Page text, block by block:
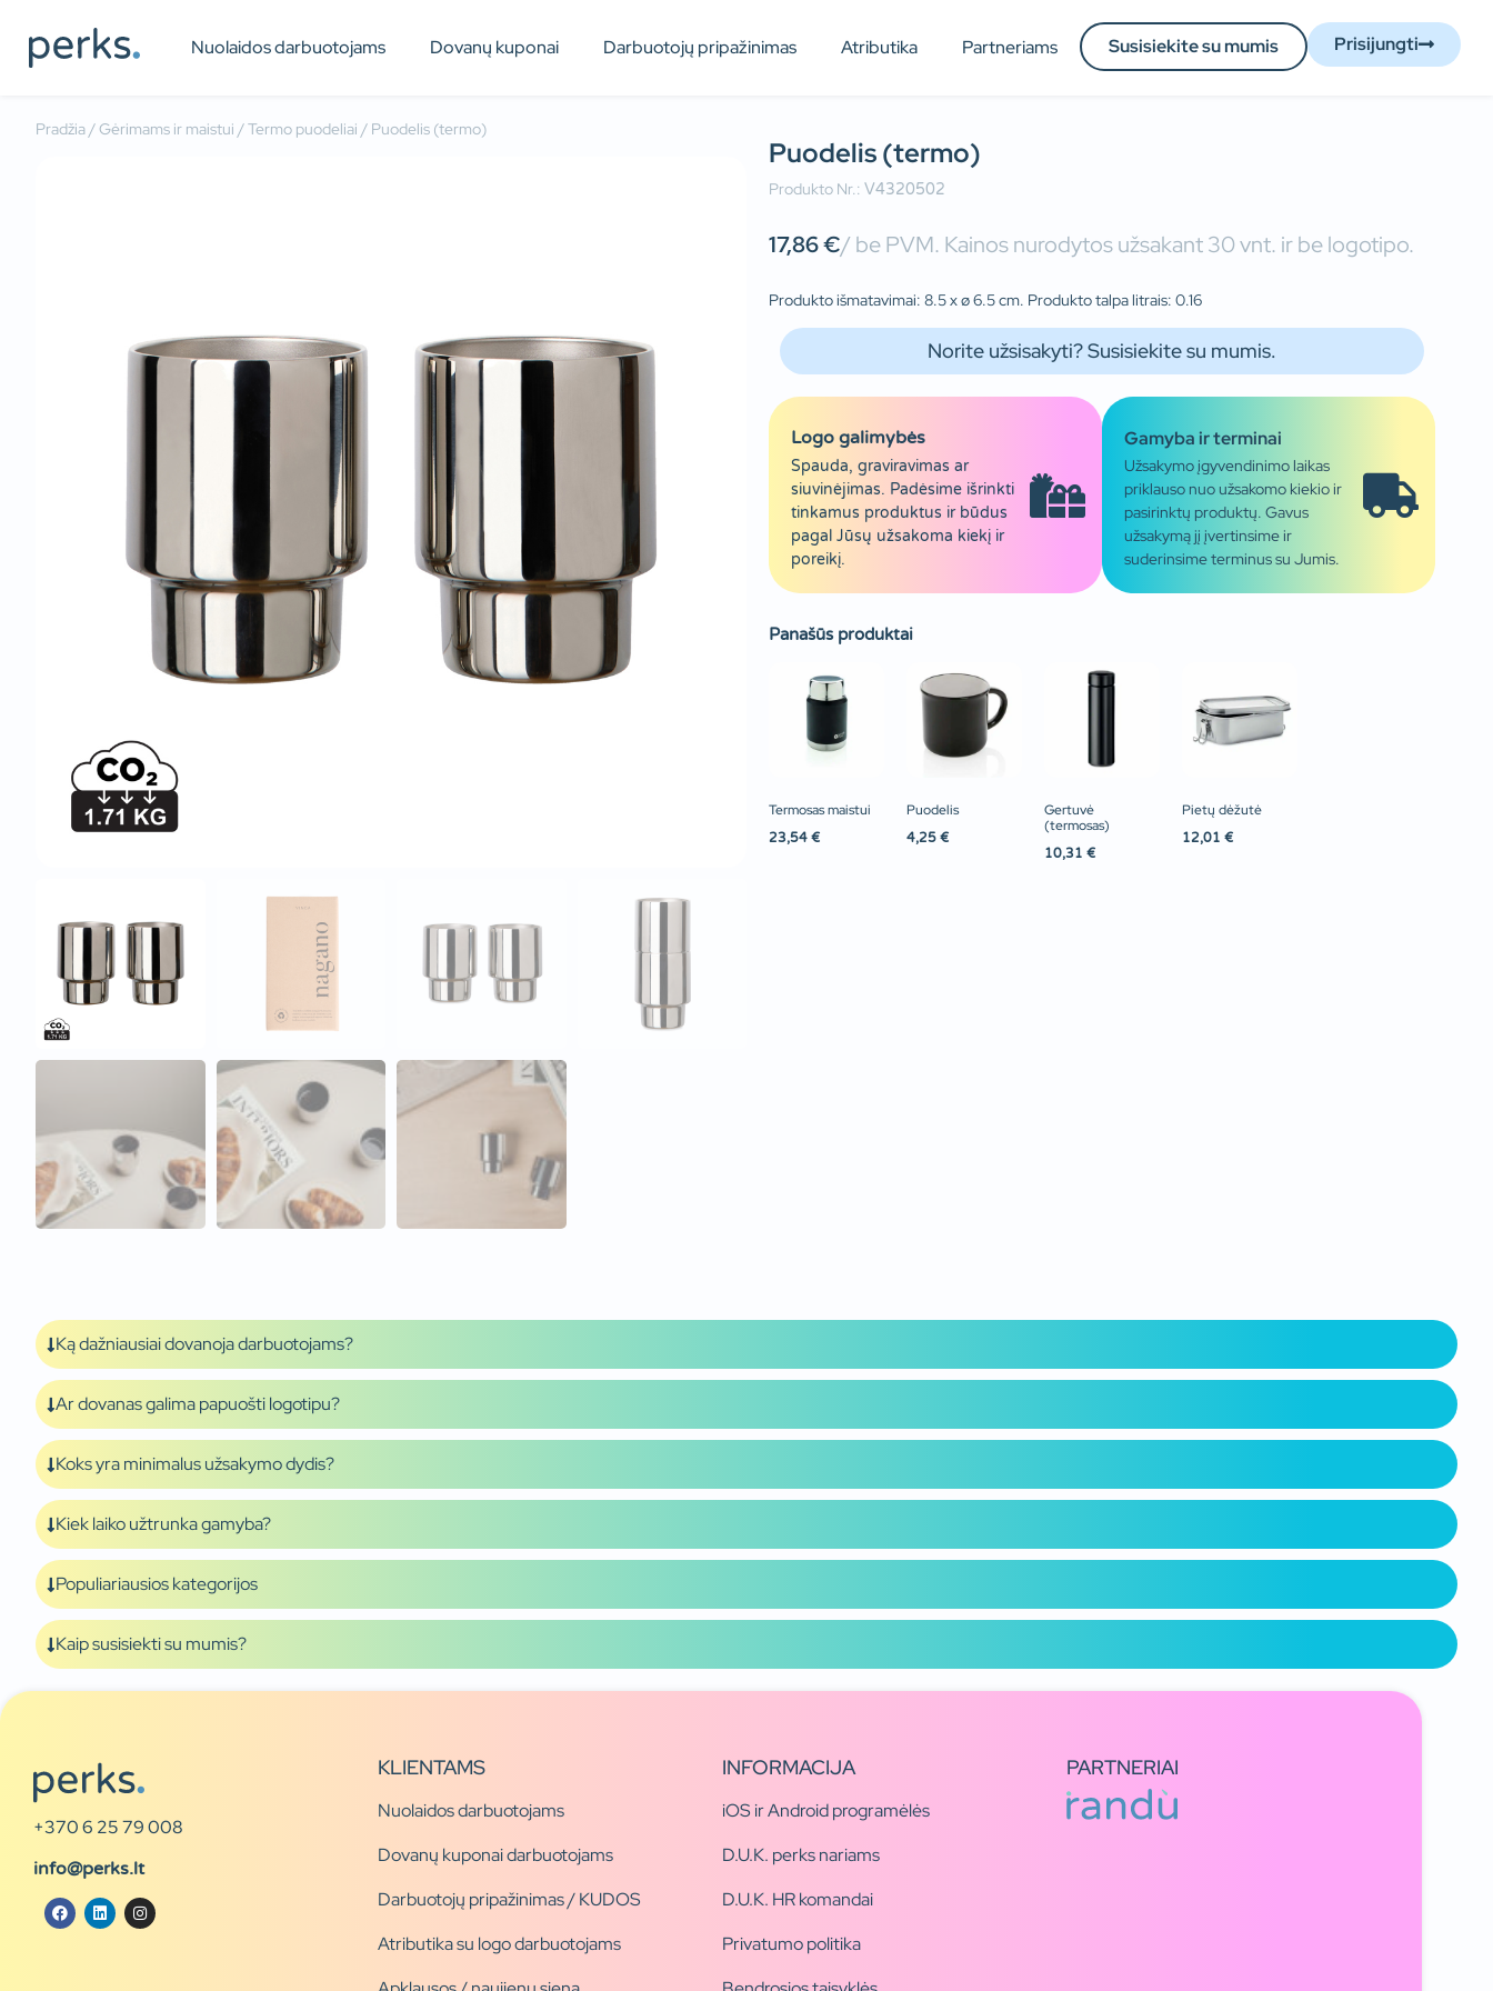
Nuolaidos darbuotojams Dovanų kuponai Darbuotojų pripažinimas Atributika Partneriams Susisiekite su mumis Prisijungti
Pradžia/Gėrimams ir maistui /Termo puodeliai / Puodelis (termo)
Puodelis (termo)
Produkto Nr.: V4320502
17,86€/ be PVM. Kainos nurodytos užsakant 30 vnt. ir be logotipo.
Produkto išmatavimai: 8.5 x ø 6.5 cm. Produkto talpa litrais: 0.16
Norite užsisakyti? Susisiekite su mumis.
Logo galimybės
Spauda, graviravimas ar
siuvinėjimas. Padėsime išrinkti
tinkamus produktus ir būdus
pagal Jūsų užsakoma kiekį ir
poreikį.
Gamyba ir terminai
Užsakymo įgyvendinimo laikas
priklauso nuo užsakomo kiekio ir
pasirinktų produktų. Gavus
užsakymą jį įvertinsime ir
suderinsime terminus su Jumis.
Panašūs produktai
Termosas maistui
23,54 €
Puodelis
4,25 €
Gertuvė
(termosas)
10,31 €
Pietų dėžutė
12,01 €
Ką dažniausiai dovanoja darbuotojams?
Ar dovanas galima papuošti logotipu?
Koks yra minimalus užsakymo dydis?
Kiek laiko užtrunka gamyba?
Populiariausios kategorijos
Kaip susisiekti su mumis?
+370 6 25 79 008
info@perks.lt
KLIENTAMS
Nuolaidos darbuotojams
Dovanų kuponai darbuotojams
Darbuotojų pripažinimas / KUDOS
Atributika su logo darbuotojams
INFORMACIJA
iOS ir Android programėlės
D.U.K. perks nariams
D.U.K. HR komandai
Privatumo politika
PARTNERIAI